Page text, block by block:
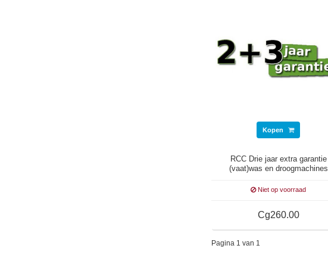
Kopen
RCC Drie jaar extra garantie
(vaat)was en droogmachines
Niet op voorraad
Cg260.00
Pagina 1 van 1